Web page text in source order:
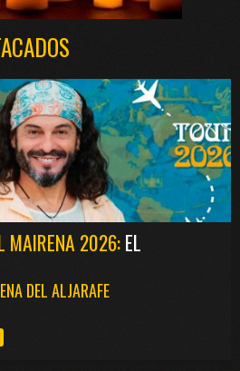
MAIRENA 2026:EL
DEL ALJARAFE